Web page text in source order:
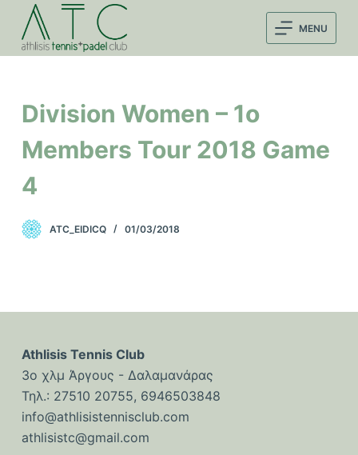
ε
τ
α
σ
σ
ο
ι
χ
ό
μ
ε
ν
MENU
Division Women – 1o
Members Tour 2018 Game
4
ATC_EIDICQ 01/03/2018
Athlisis Tennis Club
3ο χλμ Άργους - Δαλαμανάρας
Τηλ.: 27510 20755, 6946503848
info@athlisistennisclub.com
athlisistc@gmail.com